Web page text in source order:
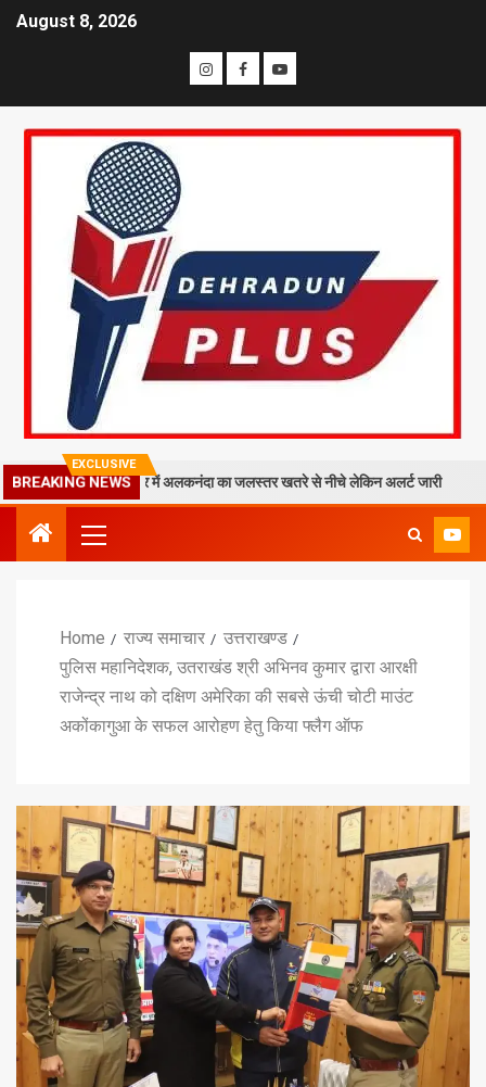
August 8, 2026
EXCLUSIVE
BREAKING NEWS
मलबा, श्रीनगर में अलकनंदा का जलस्तर खतरे से नीचे लेकिन अलर्ट जारी
Home राज्य समाचार
उत्तराखण्ड
पुलिस महानिदेशक, उतराखंड श्री अभिनव कुमार द्वारा आरक्षी
राजेन्द्र नाथ को दक्षिण अमेरिका की सबसे ऊंची चोटी माउंट
अकोंकागुआ के सफल आरोहण हेतु किया फ्लैग ऑफ